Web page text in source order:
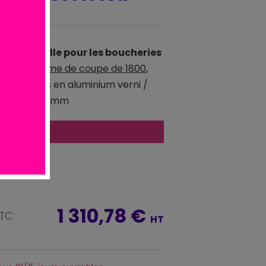
pour les boucheries
lame de coupe de 1800,
/ Châssis en aluminium verni /
de 1800 mm
1 310,78 € HT